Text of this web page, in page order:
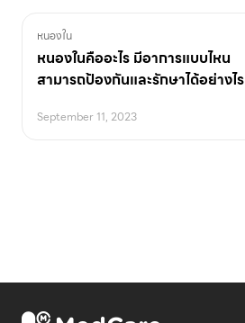
หนองใน
หนองในคืออะไร มีอาการแบบไหน
สามารถป้องกันและรักษาได้อย่างไร
September 11, 2023